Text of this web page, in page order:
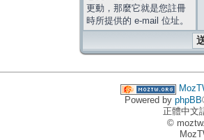
更動，那麼它就是您註冊
時所提供的 e-mail 位址。
Powered by phpBB
正體中文
©